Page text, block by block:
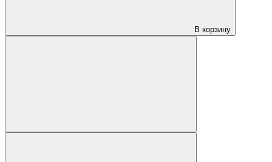
В корзину